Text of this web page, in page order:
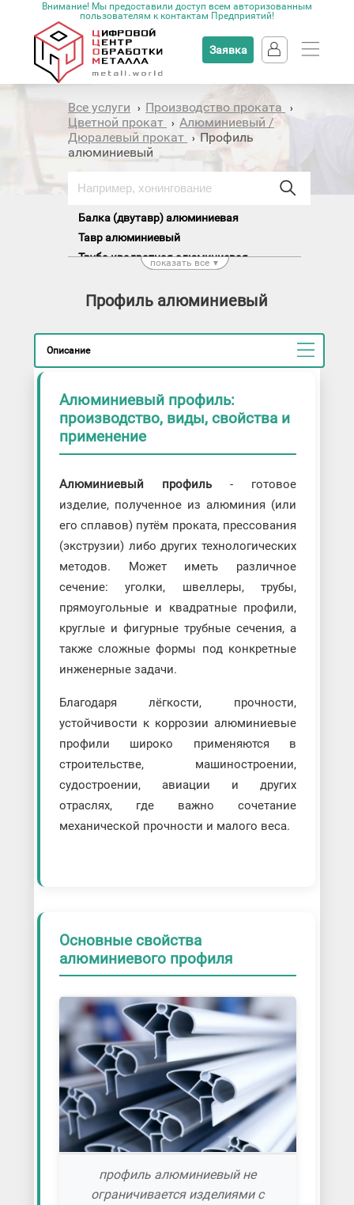
Внимание! Мы предоставили доступ всем авторизованным
пользователям к контактам Предприятий!
Заявка
Все услуги › Производство проката ›
Цветной прокат ›Алюминиевый /
Дюралевый прокат
›Профиль
алюминиевый
Балка (двутавр) алюминиевая
Тавр алюминиевый
Труба квадратная алюминиевая
Труба прямоугольная алюминиевая
Швеллер алюминиевый
показать все ▼
Профиль алюминиевый
Описание
Алюминиевый профиль:
производство, виды, свойства и
применение
Алюминиевый профиль- готовое
изделие, полученное из алюминия (или
его сплавов) путём проката, прессования
(экструзии) либо других технологических
методов. Может иметь различное
сечение: уголки, швеллеры, трубы,
прямоугольные и квадратные профили,
круглые и фигурные трубные сечения, а
также сложные формы под конкретные
инженерные задачи.
Благодаря лёгкости, прочности,
устойчивости к коррозии алюминиевые
профили широко применяются в
строительстве, машиностроении,
судостроении, авиации и других
отраслях, где важно сочетание
механической прочности и малого веса.
Основные свойства
алюминиевого профиля
профиль алюминиевый не
ограничивается изделиями с